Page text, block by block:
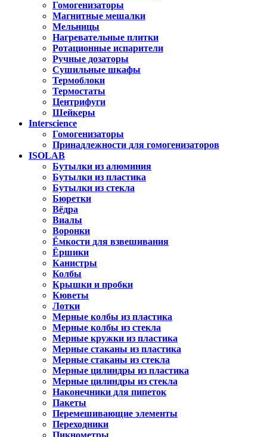
Гомогенизаторы
Магнитные мешалки
Мельницы
Нагревательные плитки
Ротационные испарители
Ручные дозаторы
Сушильные шкафы
Термоблоки
Термостаты
Центрифуги
Шейкеры
Interscience
Гомогенизаторы
Принадлежности для гомогенизаторов
ISOLAB
Бутылки из алюминия
Бутылки из пластика
Бутылки из стекла
Бюретки
Вёдра
Виалы
Воронки
Ёмкости для взвешивания
Ёршики
Канистры
Колбы
Крышки и пробки
Кюветы
Лотки
Мерные колбы из пластика
Мерные колбы из стекла
Мерные кружки из пластика
Мерные стаканы из пластика
Мерные стаканы из стекла
Мерные цилиндры из пластика
Мерные цилиндры из стекла
Наконечники для пипеток
Пакеты
Перемешивающие элементы
Переходники
Пикнометры